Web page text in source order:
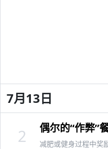
7月13日
偶尔的“作弊”
减肥或健身过程中奖
2